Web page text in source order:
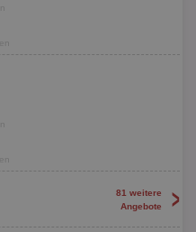
81 weitere
Angebote
>